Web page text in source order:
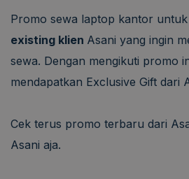
Promo sewa laptop kantor untuk
existing klien Asani yang ingin
sewa. Dengan mengikuti promo
mendapatkan Exclusive Gift dari
Cek terus promo terbaru dari
Asani aja.